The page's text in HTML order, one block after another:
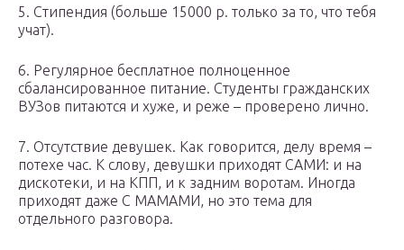
5. Стипендия (больше 15000 р. только за то, что тебя
учат).
6. Регулярное бесплатное полноценное
сбалансированное питание. Студенты гражданских
ВУЗов питаются и хуже, и реже – проверено лично.
7. Отсутствие девушек. Как говорится, делу время –
потехе час. К слову, девушки приходят САМИ: и на
дискотеки, и на КПП, и к задним воротам. Иногда
приходят даже С МАМАМИ, но это тема для
отдельного разговора.